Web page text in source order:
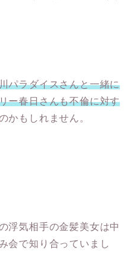
パラダイスさんと一緒に
ー春日さんも不倫に対す
かもしれません。
浮気相手の金髪美女は中
会で知り合っていまし